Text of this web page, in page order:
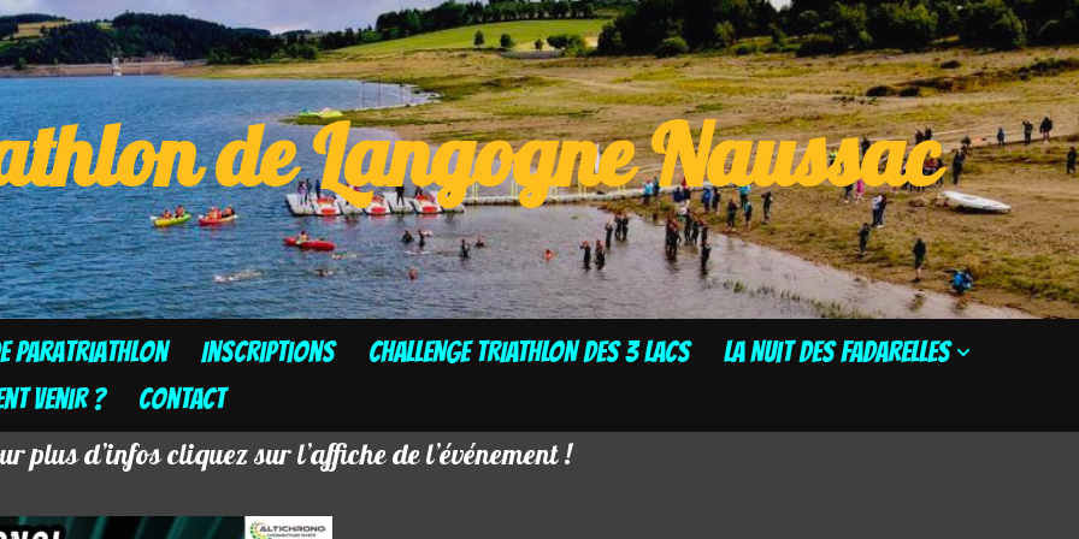
de Langogne Naussac
Paratriathlon Inscriptions CHALLENGE TRIATHLON DES 3 LACS
La Nuit des Fadarelles
venir ? Contact
plus d’infos cliquez sur l’affiche de l’événement !